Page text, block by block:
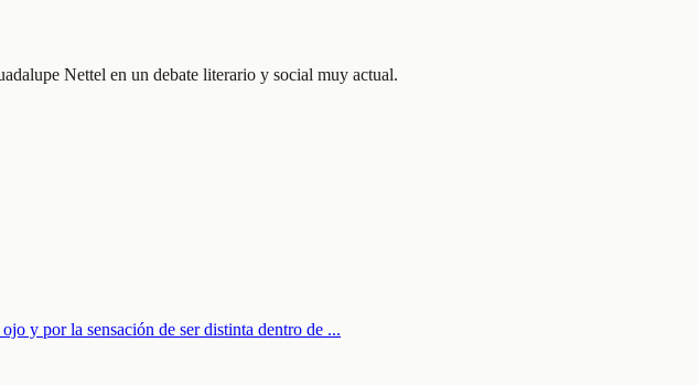
Nettel en un debate literario y social muy actual.
y por la sensación de ser distinta dentro de ...